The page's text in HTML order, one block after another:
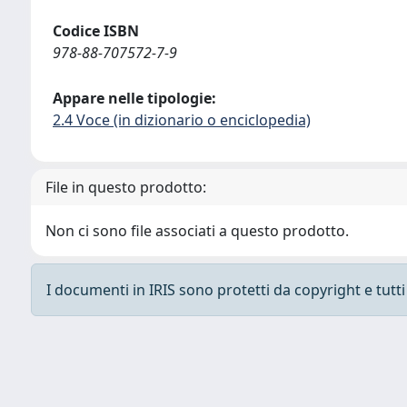
Codice ISBN
978-88-707572-7-9
Appare nelle tipologie:
2.4 Voce (in dizionario o enciclopedia)
File in questo prodotto:
Non ci sono file associati a questo prodotto.
I documenti in IRIS sono protetti da copyright e